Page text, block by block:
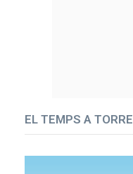
EL TEMPS A